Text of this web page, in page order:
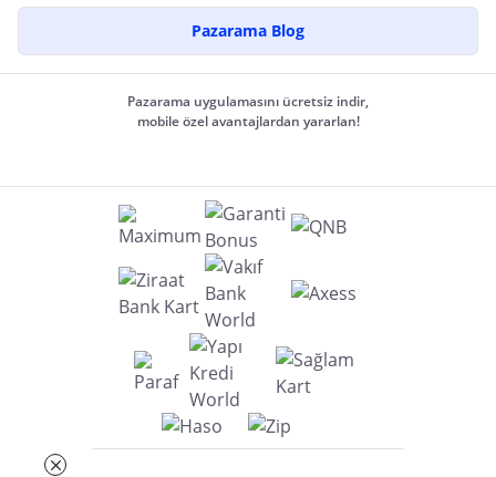
Pazarama Blog
Pazarama uygulamasını ücretsiz indir,
mobile özel avantajlardan yararlan!